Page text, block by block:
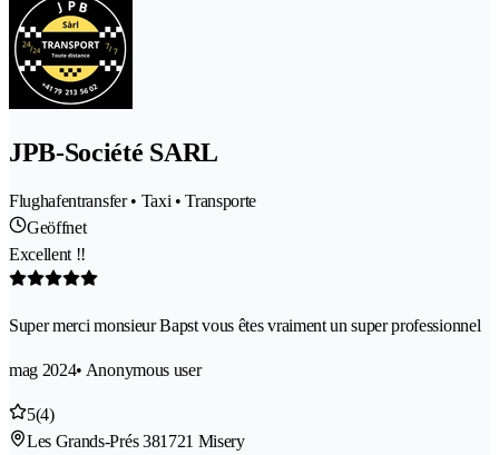
JPB-Société SARL
Flughafentransfer • Taxi • Transporte
Geöffnet
Excellent !!
Super merci monsieur Bapst vous êtes vraiment un super professionnel
mag 2024• Anonymous user
5(4)
Les Grands-Prés 381721 Misery